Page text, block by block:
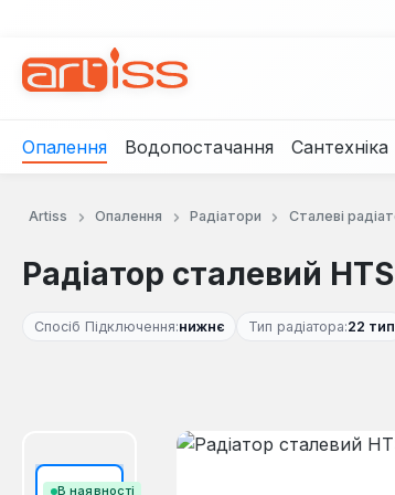
Опалення Водопостачання Сантехніка
Artiss Опалення Радіатори Сталеві
Радіатор сталевий
Спосіб Підключення:нижнє Тип радіатора:22 тип
В наявності
Пропустити галерею зображень